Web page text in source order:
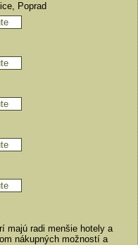
Poprad
majú radi menšie hotely a
nákupných možností a